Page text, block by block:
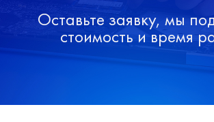
Оставьте заявку, мы
стоимость и время